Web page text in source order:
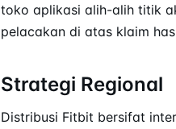
toko aplikasi alih-alih titik
pelacakan di atas klaim
Strategi Regional
Distribusi Fitbit bersifat